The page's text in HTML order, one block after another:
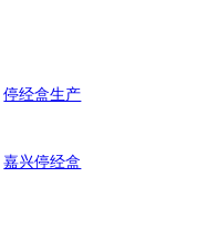
停经盒生产
嘉兴停经盒